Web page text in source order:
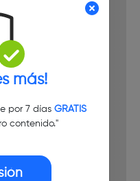
más!
por 7 días GRATIS
contenido."